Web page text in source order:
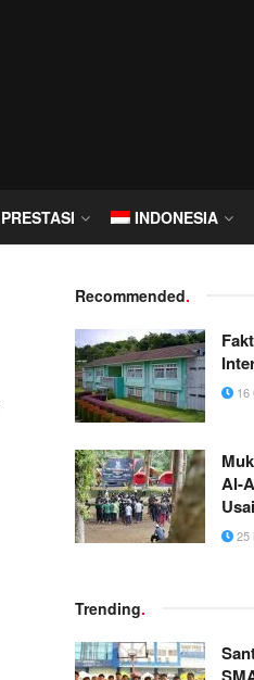
PRESTASI INDONESIA
Recommended.
16
Al-
25
Trending.